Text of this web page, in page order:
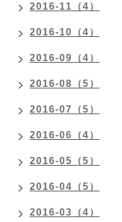
2016-11（4）
2016-10（4）
2016-09（4）
2016-08（5）
2016-07（5）
2016-06（4）
2016-05（5）
2016-04（5）
2016-03（4）